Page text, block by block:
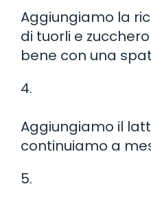
Aggiungiamo la
di tuorli e
bene con una
4.
Aggiungiamo il
continuiamo a
5.